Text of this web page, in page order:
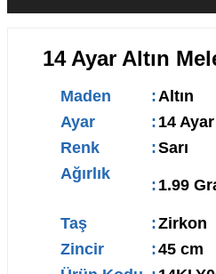
14 Ayar Altın
Maden :Altın
Ayar
: 14
Renk
:Sarı
Ağırlık
: 1.99
Taş :Zirkon
Zincir
:45 cm